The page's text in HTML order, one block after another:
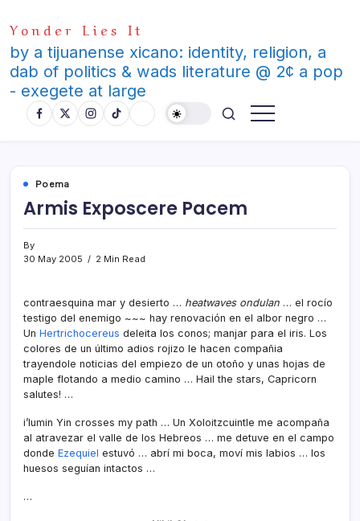
to
content
Yonder Lies It
by a tijuanense xicano: identity, religion, a
dab of politics & wads literature @ 2¢ a pop
- exegete at large
Poema
Armis Exposcere Pacem
By
30 May 2005
2 Min Read
contraesquina mar y desierto … heatwaves ondulan … el rocí­o
testigo del enemigo ~~~ hay renovación en el albor negro …
Un Hertrichocereus deleita los conos; manjar para el iris. Los
colores de un último adios rojizo le hacen compañia
trayendole noticias del empiezo de un otoño y unas hojas de
maple flotando a medio camino … Hail the stars, Capricorn
salutes! …
i’lumin Yin crosses my path … Un Xoloitzcuintle me acompaña
al atravezar el valle de los Hebreos … me detuve en el campo
donde Ezequiel estuvó … abrí­ mi boca, moví­ mis labios … los
huesos seguí­an intactos …
…